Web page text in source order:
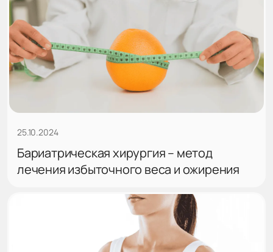
25.10.2024
Бариатрическая хирургия – метод
лечения избыточного веса и ожирения